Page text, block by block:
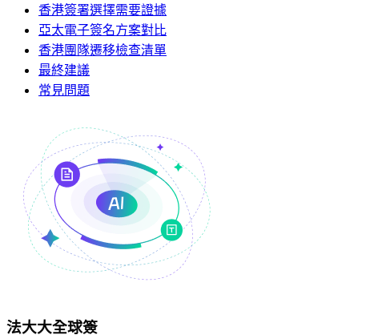
香港簽署選擇需要證據
亞太電子簽名方案對比
香港團隊遷移檢查清單
最終建議
常見問題
法大大全球簽